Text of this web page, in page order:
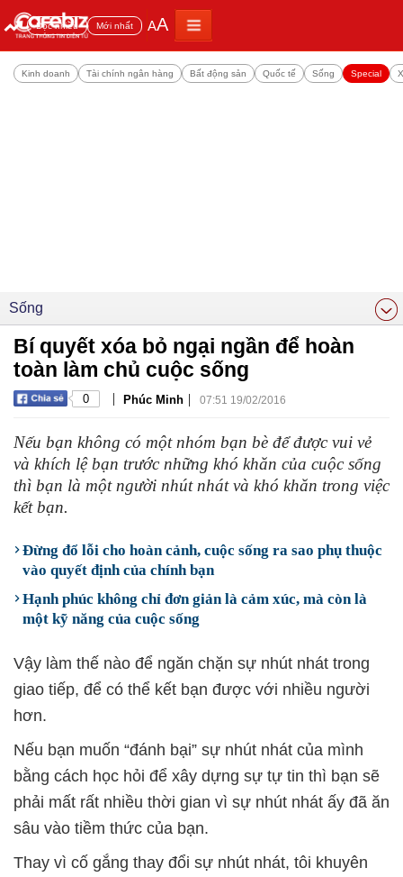
Đọc nhiều Mới nhất AA
Kinh doanh Tài chính ngân hàng Bất động sản Quốc tế Sống Special
Sống
Bí quyết xóa bỏ ngại ngần để hoàn
toàn làm chủ cuộc sống
0 | Phúc Minh | 07:51 19/02/2016
Nếu bạn không có một nhóm bạn bè để được vui vẻ
và khích lệ bạn trước những khó khăn của cuộc sống
thì bạn là một người nhút nhát và khó khăn trong việc
kết bạn.
Đừng đổ lỗi cho hoàn cảnh, cuộc sống ra sao phụ thuộc
vào quyết định của chính bạn
Hạnh phúc không chỉ đơn giản là cảm xúc, mà còn là
một kỹ năng của cuộc sống
Vậy làm thế nào để ngăn chặn sự nhút nhát trong
giao tiếp, để có thể kết bạn được với nhiều người
hơn.
Nếu bạn muốn “đánh bại” sự nhút nhát của mình
bằng cách học hỏi để xây dựng sự tự tin thì bạn sẽ
phải mất rất nhiều thời gian vì sự nhút nhát ấy đã ăn
sâu vào tiềm thức của bạn.
Thay vì cố gắng thay đổi sự nhút nhát, tôi khuyên